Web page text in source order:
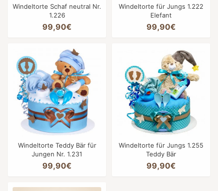
Windeltorte Schaf neutral Nr.
1.226
99,90€
Windeltorte für Jungs 1.222
Elefant
99,90€
Windeltorte Teddy Bär für
Jungen Nr. 1.231
99,90€
Windeltorte für Jungs 1.255
Teddy Bär
99,90€